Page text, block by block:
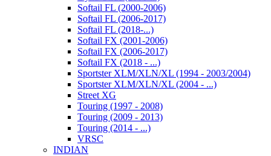
Softail FL (2000-2006)
Softail FL (2006-2017)
Softail FL (2018-...)
Softail FX (2001-2006)
Softail FX (2006-2017)
Softail FX (2018 - ...)
Sportster XLM/XLN/XL (1994 - 2003/2004)
Sportster XLM/XLN/XL (2004 - ...)
Street XG
Touring (1997 - 2008)
Touring (2009 - 2013)
Touring (2014 - ...)
VRSC
INDIAN